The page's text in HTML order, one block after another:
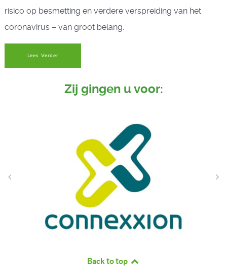
risico op besmetting en verdere verspreiding van het
coronavirus – van groot belang.
Lees Verder
Zij gingen u voor:
Back to top